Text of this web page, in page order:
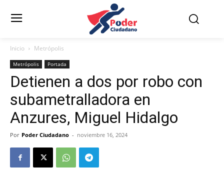
Inicio Metrópolis
Metrópolis Portada
Detienen a dos por robo con
subametralladora en
Anzures, Miguel Hidalgo
Por Poder Ciudadano - noviembre 16, 2024